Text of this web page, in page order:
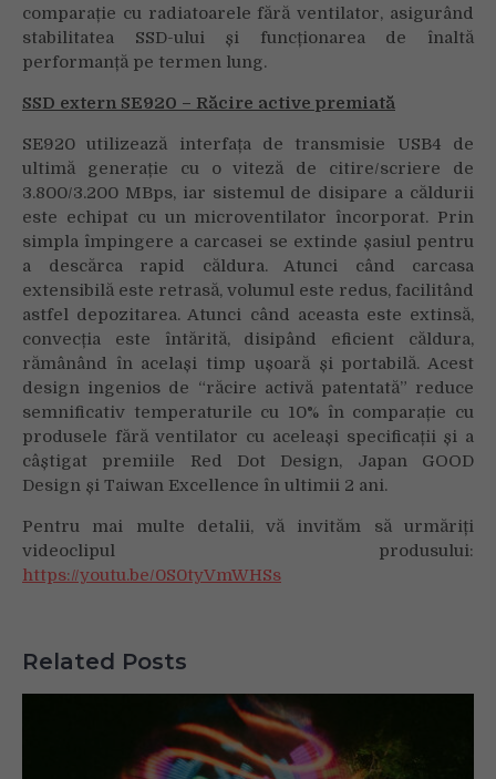
comparație cu radiatoarele fără ventilator, asigurând
stabilitatea SSD-ului și funcționarea de înaltă
performanță pe termen lung.
SSD extern SE920 – Răcire active premiată
SE920 utilizează interfața de transmisie USB4 de
ultimă generație cu o viteză de citire/scriere de
3.800/3.200 MBps, iar sistemul de disipare a căldurii
este echipat cu un microventilator încorporat. Prin
simpla împingere a carcasei se extinde șasiul pentru
a descărca rapid căldura. Atunci când carcasa
extensibilă este retrasă, volumul este redus, facilitând
astfel depozitarea. Atunci când aceasta este extinsă,
convecția este întărită, disipând eficient căldura,
rămânând în același timp ușoară și portabilă. Acest
design ingenios de “răcire activă patentată” reduce
semnificativ temperaturile cu 10% în comparație cu
produsele fără ventilator cu aceleași specificații și a
câștigat premiile Red Dot Design, Japan GOOD
Design și Taiwan Excellence în ultimii 2 ani.
Pentru mai multe detalii, vă invităm să urmăriți
videoclipul produsului:
https://youtu.be/0S0tyVmWHSs
Related Posts